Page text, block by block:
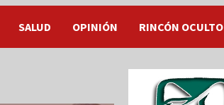
SALUD OPINIÓN RINCÓN OCULTO